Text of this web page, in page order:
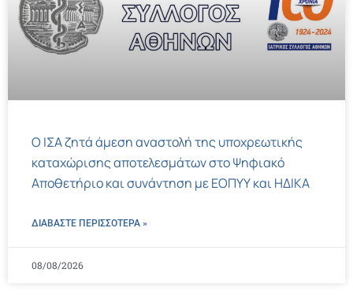
Ο ΙΣΑ ζητά άμεση αναστολή της υποχρεωτικής
καταχώρισης αποτελεσμάτων στο Ψηφιακό
Αποθετήριο και συνάντηση με ΕΟΠΥΥ και ΗΔΙΚΑ
ΔΙΑΒΑΣΤΕ ΠΕΡΙΣΣΌΤΕΡΑ »
08/08/2026